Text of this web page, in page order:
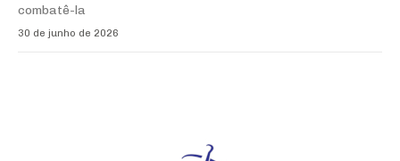
combatê-la
30 de junho de 2026